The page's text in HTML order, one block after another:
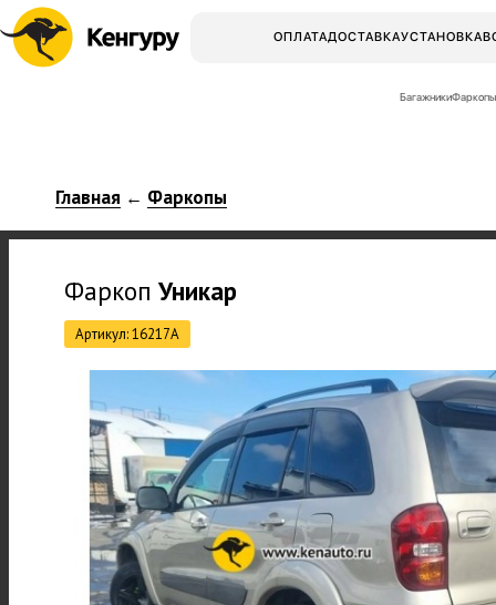
ОПЛАТАДОСТАВКАУСТАНОВКА
БагажникиФаркопы
Главная ← Фаркопы
Фаркоп Уникар
Артикул: 16217A